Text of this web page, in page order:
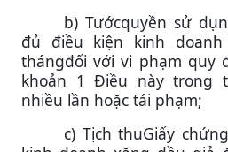
b) Tướcquyền sử
đủ điều kiện kinh
thángđối với vi phạm quy
khoản 1 Điều này trong
nhiều lần hoặc tái phạm;
c) Tịch thuGiấy